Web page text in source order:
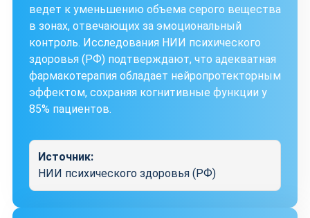
ведет к уменьшению объема серого вещества
в зонах, отвечающих за эмоциональный
контроль. Исследования НИИ психического
здоровья (РФ) подтверждают, что адекватная
фармакотерапия обладает нейропротекторным
эффектом, сохраняя когнитивные функции у
85% пациентов.
Источник:
НИИ психического здоровья (РФ)